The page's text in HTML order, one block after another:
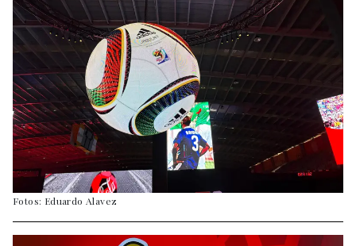
Fotos: Eduardo Alavez